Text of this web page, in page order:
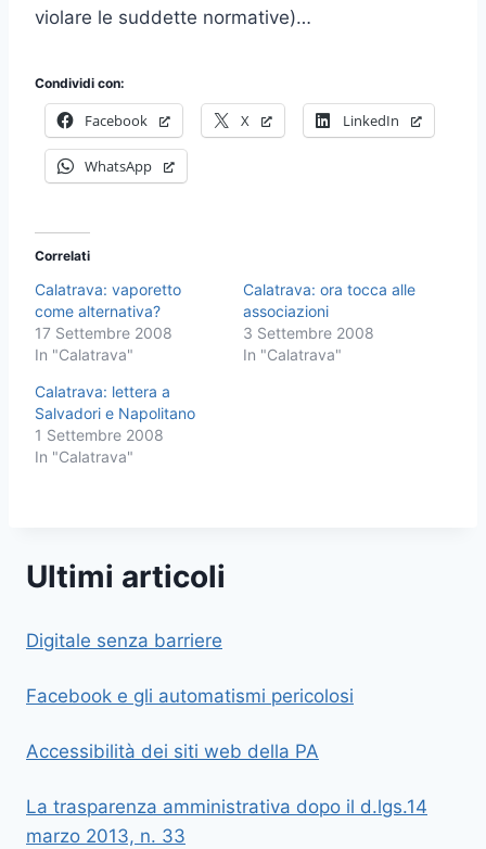
violare le suddette normative)…
Condividi con:
Facebook X LinkedIn
WhatsApp
Correlati
Calatrava: vaporetto
come alternativa?
17 Settembre 2008
In "Calatrava"
Calatrava: ora tocca alle
associazioni
3 Settembre 2008
In "Calatrava"
Calatrava: lettera a
Salvadori e Napolitano
1 Settembre 2008
In "Calatrava"
Ultimi articoli
Digitale senza barriere
Facebook e gli automatismi pericolosi
Accessibilità dei siti web della PA
La trasparenza amministrativa dopo il d.lgs.14
marzo 2013, n. 33